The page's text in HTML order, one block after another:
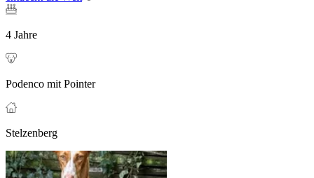
4 Jahre
Podenco mit Pointer
Stelzenberg